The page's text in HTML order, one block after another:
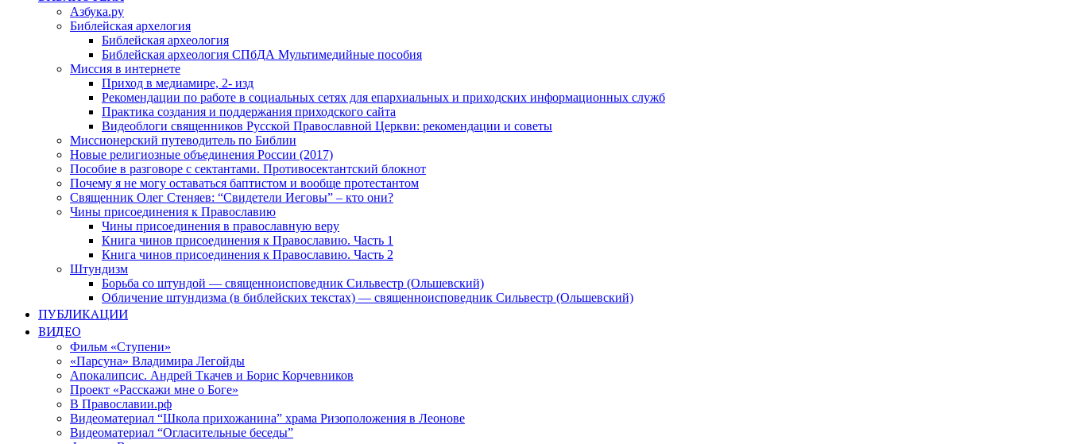
Азбука.ру
Библейская архелогия
Библейская археология
Библейская археология СПбДА Мультимедийные пособия
Миссия в интернете
Приход в медиамире, 2- изд
Рекомендации по работе в социальных сетях для епархиальных и приходских информационных служб
Практика создания и поддержания приходского сайта
Видеоблоги священников Русской Православной Церкви: рекомендации и советы
Миссионерский путеводитель по Библии
Новые религиозные объединения России (2017)
Пособие в разговоре с сектантами. Противосектантский блокнот
Почему я не могу оставаться баптистом и вообще протестантом
Священник Олег Стеняев: “Свидетели Иеговы” – кто они?
Чины присоединения к Православию
Чины присоединения в православную веру
Книга чинов присоединения к Православию. Часть 1
Книга чинов присоединения к Православию. Часть 2
Штундизм
Борьба со штундой — священноисповедник Сильвестр (Ольшевский)
Обличение штундизма (в библейских текстах) — священноисповедник Сильвестр (Ольшевский)
ПУБЛИКАЦИИ
ВИДЕО
Фильм «Ступени»
«Парсуна» Владимира Легойды
Апокалипсис. Андрей Ткачев и Борис Корчевников
Проект «Расскажи мне о Боге»
В Православии.рф
Видеоматериал “Школа прихожанина” храма Ризоположения в Леонове
Видеоматериал “Огласительные беседы”